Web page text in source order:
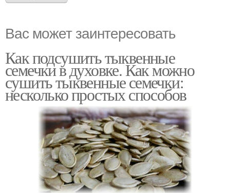
Вас может заинтересовать
Как подсушить тыквенные
семечки в духовке. Как можно
сушить тыквенные семечки:
несколько простых способов